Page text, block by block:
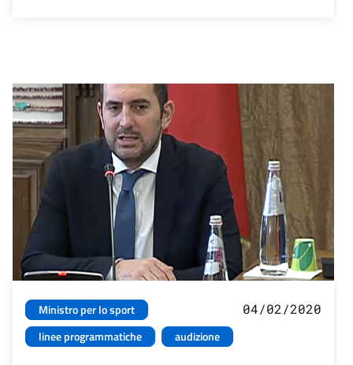
Ministro per lo sport
linee programmatiche
audizione
04/02/2020